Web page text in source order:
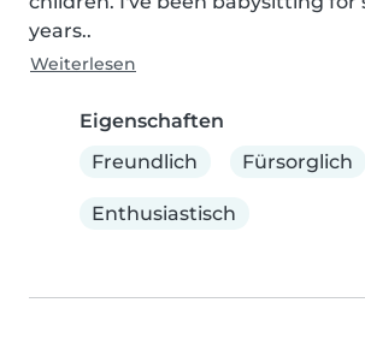
years..
Weiterlesen
Eigenschaften
Freundlich
Fürsorglich
Enthusiastisch